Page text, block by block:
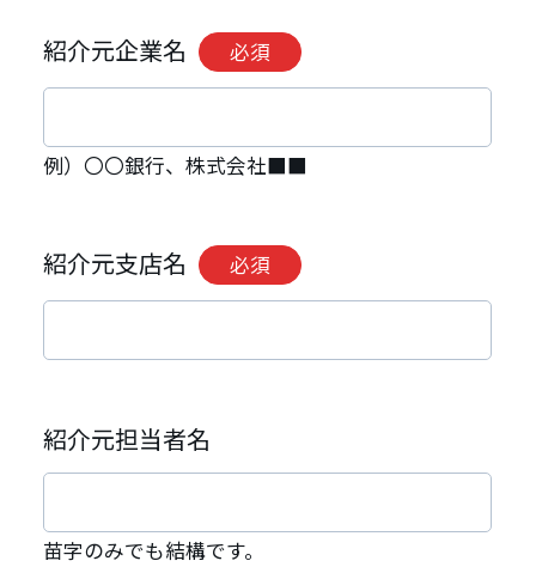
紹介元企業名 必須
例）〇〇銀行、株式会社■■
紹介元支店名 必須
紹介元担当者名
苗字のみでも結構です。